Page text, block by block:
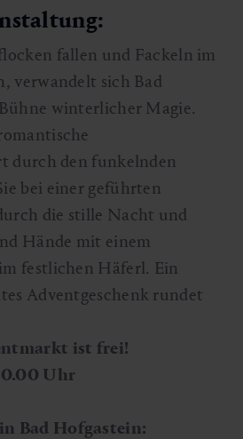
fallen und Fackeln im
verwandelt sich Bad
winterlicher Magie.
durch den funkelnden
bei einer geführten
die stille Nacht und
Hände mit einem
festlichen Häferl. Ein
Adventgeschenk rundet
ist frei!
Uhr
Bad Hofgastein: